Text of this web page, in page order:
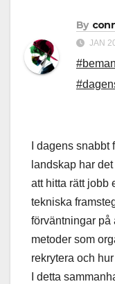
By
JAN
I dagens
landskap har
att hitta rätt jobb
tekniska
förväntningar på
metoder som
rekrytera och
I detta